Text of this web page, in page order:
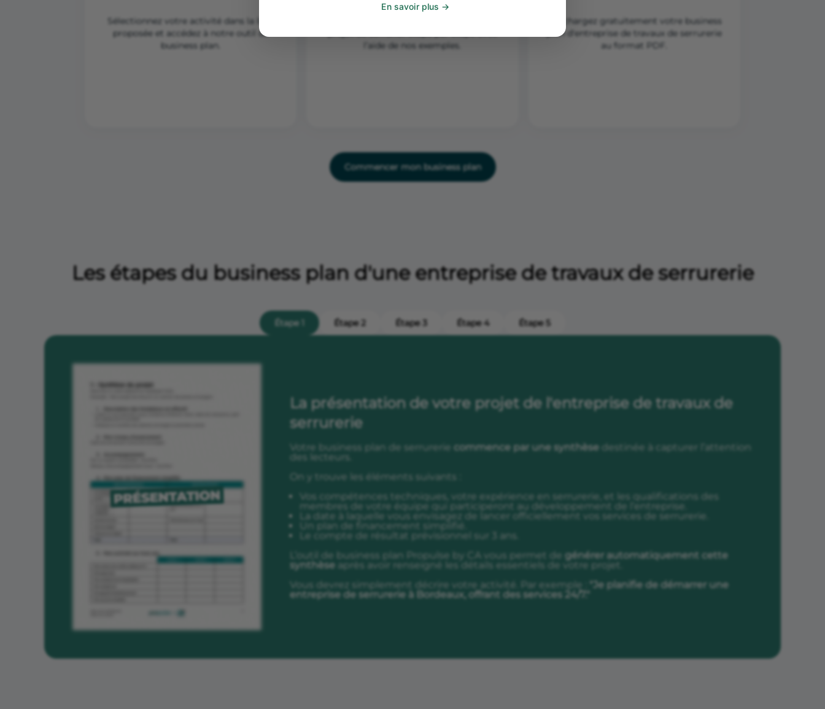
En savoir plus
Sélectionnez votre activité dans la liste
proposée et accédez à notre outil de
business plan.
l’aide de nos exemples.
Téléchargez gratuitement votre business
plan d'entreprise de travaux de serrurerie
au format PDF.
Commencer mon business plan
Les étapes du business plan d'une entreprise de travaux de serrurerie
Étape 1 Étape 2 Étape 3 Étape 4 Étape 5
La présentation de votre projet de l'entreprise de travaux de
serrurerie
Votre business plan de serrurerie commence par une synthèse destinée à capturer l’attention
des lecteurs.
On y trouve les éléments suivants :
Vos compétences techniques, votre expérience en serrurerie, et les qualifications des
membres de votre équipe qui participeront au développement de l’entreprise.
La date à laquelle vous envisagez de lancer officiellement vos services de serrurerie.
Un plan de financement simplifié.
Le compte de résultat prévisionnel sur 3 ans.
L’outil de business plan Propulse by CA vous permet de générer automatiquement cette
synthèse après avoir renseigné les détails essentiels de votre projet.
Vous devrez simplement décrire votre activité. Par exemple : "Je planifie de démarrer une
entreprise de serrurerie à Bordeaux, offrant des services 24/7."